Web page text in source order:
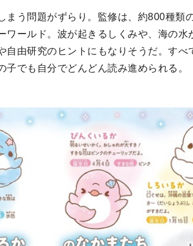
まう問題がずらり。監修は、約800種類
ワールド。波が起きるしくみや、海の水
由研究のヒントにもなりそうだ。すべ
でも自分でどんどん読み進められる。